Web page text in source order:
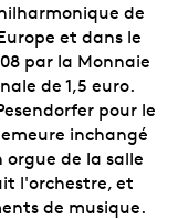
de
et dans le
par la Monnaie
de 1,5 euro.
pour le
inchangé
orgue de la salle
l'orchestre, et
de musique.